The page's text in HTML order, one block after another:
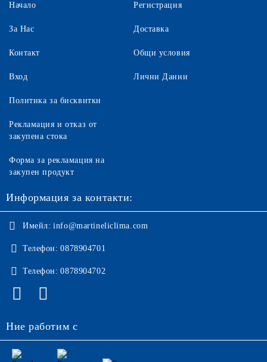
Начало
За Нас
Контакт
Вход
Регистрация
Доставка
Общи условия
Лични Данни
Политика за бисквитки
Рекламация и отказ от
закупена стока
Форма за рекламация на
закупен продукт
Информация за контакти:
Имейл: info@martineliclima.com
Телефон: 0878904701
Телефон: 0878904702
Ние работим с